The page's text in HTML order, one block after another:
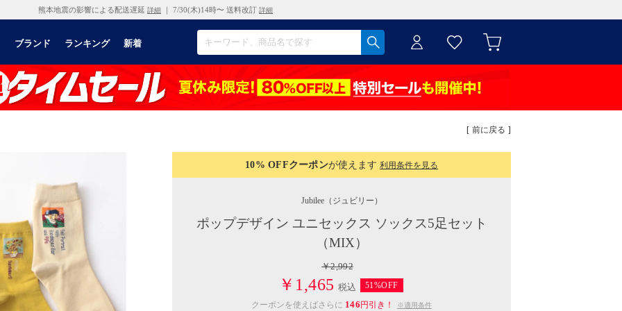
熊本地震の影響による配送遅延 詳細 ｜ 7/30(木)14時〜 送料改訂 詳細
ブランド ランキング 新着
[ 前に戻る ]
10% OFFクーポンが使えます 利用条件を見る
Jubilee（ジュビリー）
ポップデザイン ユニセックス ソックス5足セット
（MIX）
￥2,992
￥1,465 税込
51%OFF
クーポンを使えばさらに 146円引き！ ※適用条件